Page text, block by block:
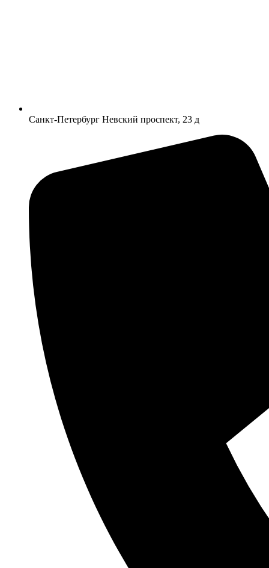
Санкт-Петербург Невский проспект, 23 д